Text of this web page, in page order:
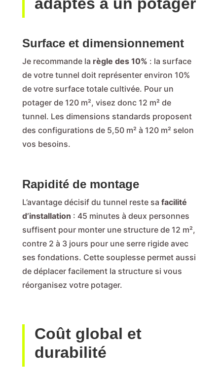
adaptés à un potager
Surface et dimensionnement
Je recommande la règle des 10% : la surface
de votre tunnel doit représenter environ 10%
de votre surface totale cultivée. Pour un
potager de 120 m², visez donc 12 m² de
tunnel. Les dimensions standards proposent
des configurations de 5,50 m² à 120 m² selon
vos besoins.
Rapidité de montage
L’avantage décisif du tunnel reste sa facilité
d’installation : 45 minutes à deux personnes
suffisent pour monter une structure de 12 m²,
contre 2 à 3 jours pour une serre rigide avec
ses fondations. Cette souplesse permet aussi
de déplacer facilement la structure si vous
réorganisez votre potager.
Coût global et
durabilité